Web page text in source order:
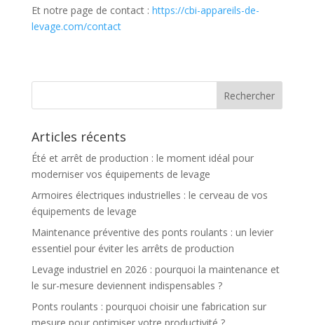
Et notre page de contact : https://cbi-appareils-de-
levage.com/contact
Articles récents
Été et arrêt de production : le moment idéal pour
moderniser vos équipements de levage
Armoires électriques industrielles : le cerveau de vos
équipements de levage
Maintenance préventive des ponts roulants : un levier
essentiel pour éviter les arrêts de production
Levage industriel en 2026 : pourquoi la maintenance et
le sur-mesure deviennent indispensables ?
Ponts roulants : pourquoi choisir une fabrication sur